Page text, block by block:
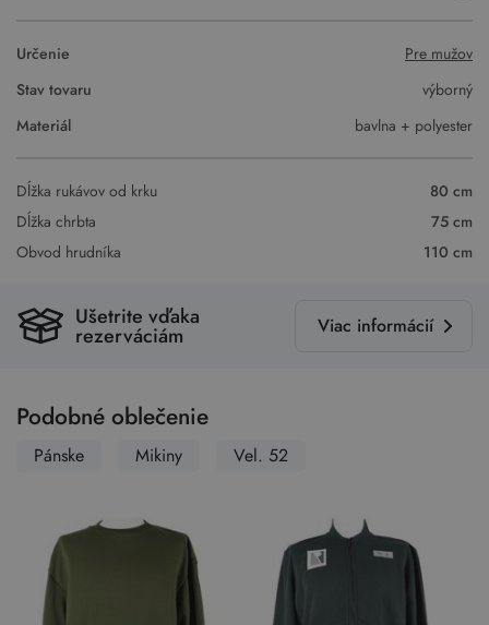
Určenie
Pre mužov
Stav tovaru
výborný
Materiál
bavlna + polyester
Dĺžka rukávov od krku
80 cm
Dĺžka chrbta
75 cm
Obvod hrudníka
110 cm
Ušetrite vďaka
rezerváciám Viac informácií
Podobné oblečenie
Pánske Mikiny Vel. 52